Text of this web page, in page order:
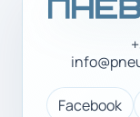
Facebook